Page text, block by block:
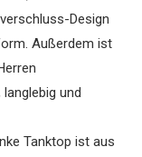
Design
Außerdem ist
und
Tanktop ist aus